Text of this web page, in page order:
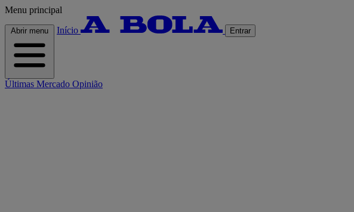
Menu principal
Abrir menu Início Entrar
Últimas Mercado Opinião